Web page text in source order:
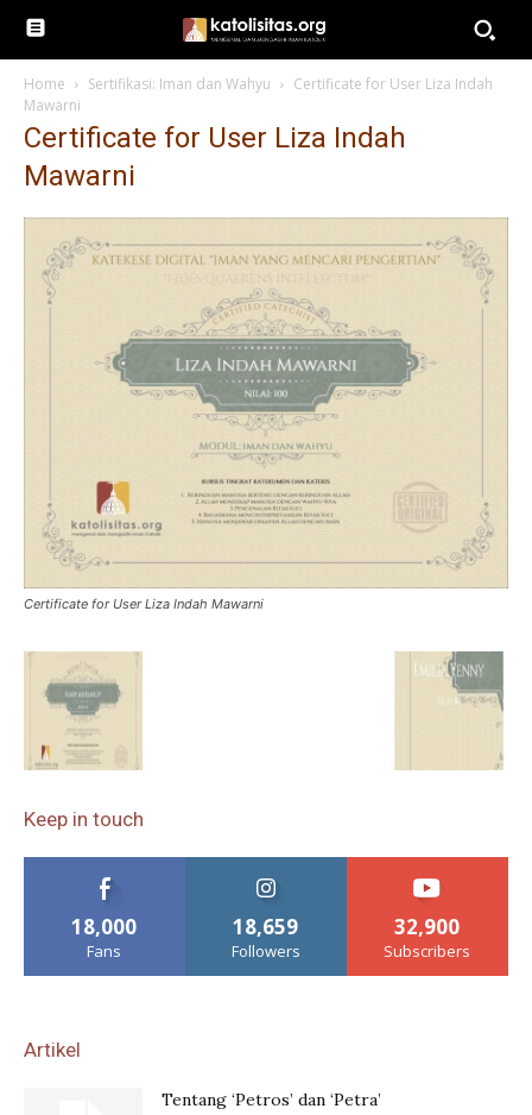
Home Sertifikasi: Iman dan Wahyu
Certificate for User Liza Indah
Mawarni
Certificate for User Liza Indah
Mawarni
Certificate for User Liza Indah Mawarni
Keep in touch
18,000
Fans
18,659
Followers
32,900
Subscribers
Artikel
Tentang ‘Petros’ dan ‘Petra’